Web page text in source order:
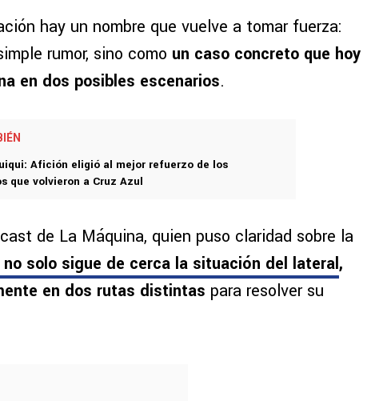
hay un nombre que vuelve a tomar fuerza:
rumor, sino como un caso concreto que hoy
en dos posibles escenarios.
Afición eligió al mejor refuerzo de los
que volvieron a Cruz Azul
de La Máquina, quien puso claridad sobre la
no solo sigue de cerca la situación del lateral,
en dos rutas distintas para resolver su